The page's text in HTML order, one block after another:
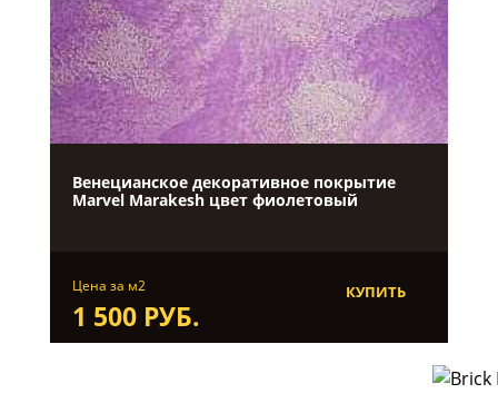
Венецианское декоративное покрытие
Marvel Marakesh цвет фиолетовый
Цена за м2
1 500 РУБ.
КУПИТЬ